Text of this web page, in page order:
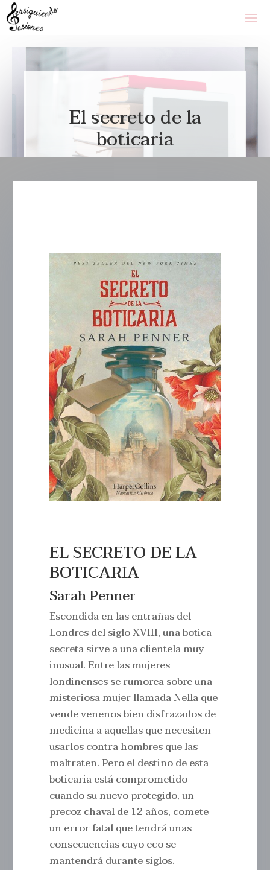
El secreto de la
boticaria
EL SECRETO DE LA
BOTICARIA
Sarah Penner
Escondida en las entrañas del
Londres del siglo XVIII, una botica
secreta sirve a una clientela muy
inusual. Entre las mujeres
londinenses se rumorea sobre una
misteriosa mujer llamada Nella que
vende venenos bien disfrazados de
medicina a aquellas que necesiten
usarlos contra hombres que las
maltraten. Pero el destino de esta
boticaria está comprometido
cuando su nuevo protegido, un
precoz chaval de 12 años, comete
un error fatal que tendrá unas
consecuencias cuyo eco se
mantendrá durante siglos.